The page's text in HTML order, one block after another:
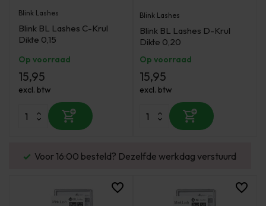
Blink Lashes
Blink BL Lashes C-Krul
Dikte 0,15
Op voorraad
15,95
excl. btw
Blink Lashes
Blink BL Lashes D-Krul
Dikte 0,20
Op voorraad
15,95
excl. btw
Voor 16:00 besteld? Dezelfde werkdag verstuurd